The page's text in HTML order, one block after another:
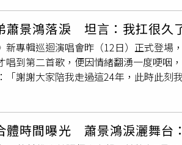
式。​資生堂國際櫃ZEN入禪之境淡香
快樂、放鬆還是充滿能量？adidas把每
門的生活關鍵字，也讓香氛從造型配
「Mood Dressing」概念打造。不同於
款不同個性的中性香氛。​adidas VIBES
Get Comfy、EnergyDrive、Spark Up六
，以粉紅胡椒、小荳蔻與香根草打造
用綠薄荷、青橘與雪松，營造森林般
香草，帶來舒服放鬆的木質香；而「
般的溫暖感受。喜歡明亮活潑香氣的人
伯的愛店，蔡阿嘎隨即慫恿：「什麼
圖／翻攝自蔡阿嘎YouTube）蔡阿嘎拿
妳自己出就好啦」，二伯先是愣了一下
酸「說溜嘴了」、「凡走過必留下痕跡
出就好」。更多三立新聞網報導．
月天連唱兩場「阿信頻搶拍」！真實
蕭景鴻落淚 坦言：我扛很久
新專輯巡迴演唱會昨（12日）正式登場
唱到第二首歌，便因情緒翻湧一度哽咽
「謝謝大家陪我走過這24年，此時此刻
場演唱會，終於是可以用著面光的狀態
書偉、Toro驚喜合體登台，五人一上台
體時間曝光 蕭景鴻淚灑舞台